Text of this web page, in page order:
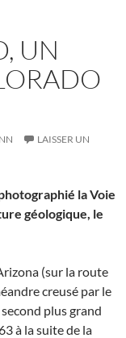
UN
LAISSER UN
la Voie
géologique, le
(sur la route
creusé par le
second plus grand
à la suite de la